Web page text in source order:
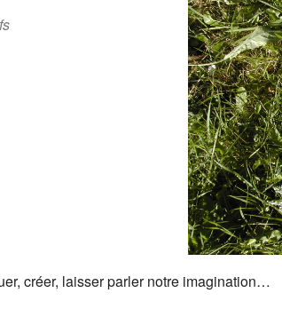
créer, laisser parler notre imagination…